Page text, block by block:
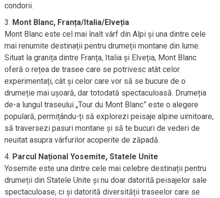
condorii.
Mont Blanc, Franța/Italia/Elveția
Mont Blanc este cel mai înalt vârf din Alpi și una dintre cele
mai renumite destinații pentru drumeții montane din lume.
Situat la granița dintre Franța, Italia și Elveția, Mont Blanc
oferă o rețea de trasee care se potrivesc atât celor
experimentați, cât și celor care vor să se bucure de o
drumeție mai ușoară, dar totodată spectaculoasă. Drumeția
de-a lungul traseului „Tour du Mont Blanc” este o alegere
populară, permițându-ți să explorezi peisaje alpine uimitoare,
să traversezi pasuri montane și să te bucuri de vederi de
neuitat asupra vârfurilor acoperite de zăpadă.
Parcul Național Yosemite, Statele Unite
Yosemite este una dintre cele mai celebre destinații pentru
drumeții din Statele Unite și nu doar datorită peisajelor sale
spectaculoase, ci și datorită diversității traseelor care se